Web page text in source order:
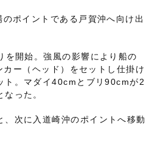
ポイントである戸賀沖へ向け出
開始。強風の影響により船の
ー（ヘッド）をセットし仕掛け
ト。マダイ40cmとブリ90cmが2
った。
次に入道崎沖のポイントへ移動